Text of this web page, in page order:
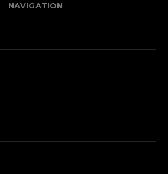
NAVIGATION